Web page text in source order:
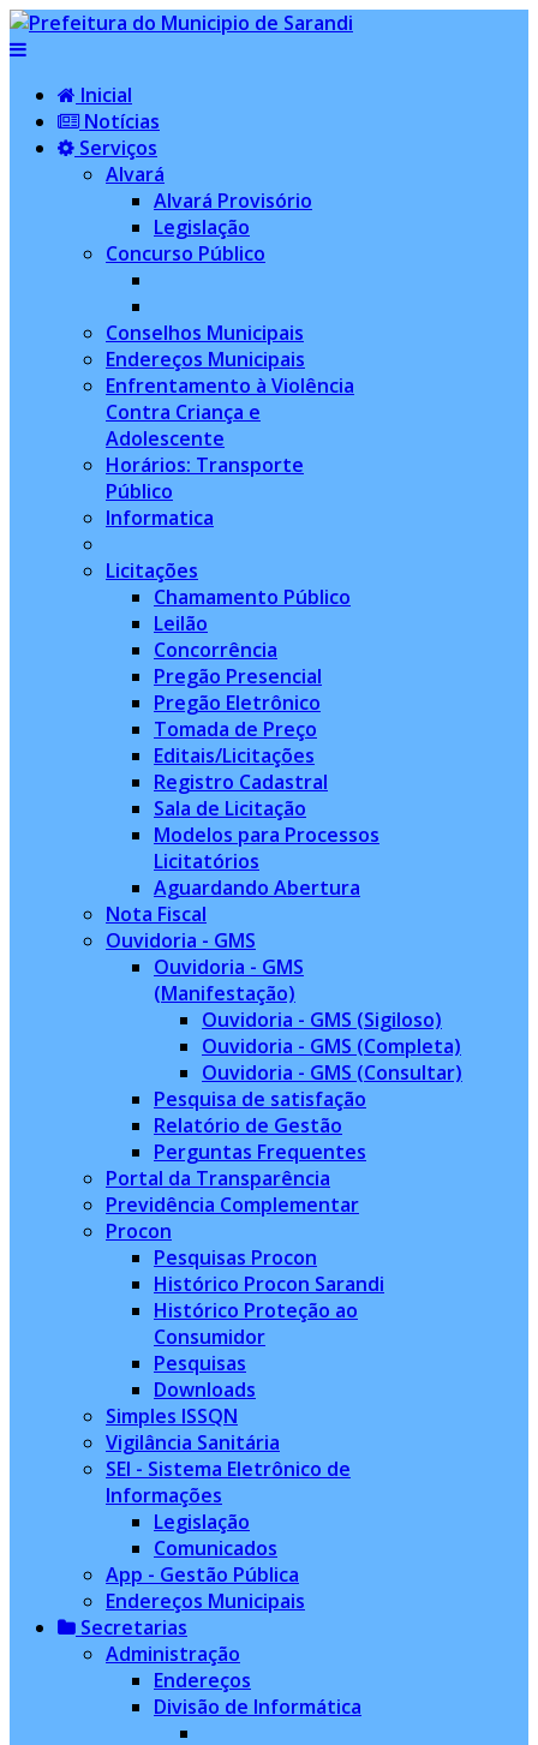
Inicial
Notícias
Serviços
Alvará
Alvará Provisório
Legislação
Concurso Público
Conselhos Municipais
Endereços Municipais
Enfrentamento à Violência
Contra Criança e
Adolescente
Horários: Transporte
Público
Informatica
Licitações
Chamamento Público
Leilão
Concorrência
Pregão Presencial
Pregão Eletrônico
Tomada de Preço
Editais/Licitações
Registro Cadastral
Sala de Licitação
Modelos para Processos
Licitatórios
Aguardando Abertura
Nota Fiscal
Ouvidoria - GMS
Ouvidoria - GMS
(Manifestação)
Ouvidoria - GMS (Sigiloso)
Ouvidoria - GMS (Completa)
Ouvidoria - GMS (Consultar)
Pesquisa de satisfação
Relatório de Gestão
Perguntas Frequentes
Portal da Transparência
Previdência Complementar
Procon
Pesquisas Procon
Histórico Procon Sarandi
Histórico Proteção ao
Consumidor
Pesquisas
Downloads
Simples ISSQN
Vigilância Sanitária
SEI - Sistema Eletrônico de
Informações
Legislação
Comunicados
App - Gestão Pública
Endereços Municipais
Secretarias
Administração
Endereços
Divisão de Informática